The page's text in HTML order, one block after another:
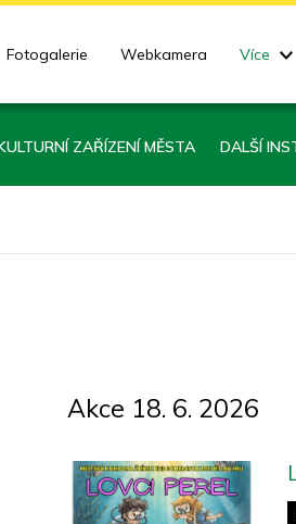
Fotogalerie Webkamera Více
ZAŘÍZENÍ MĚSTA DALŠÍ
Akce 18. 6. 2026